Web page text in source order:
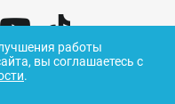
работы
вы соглашаетесь с
.